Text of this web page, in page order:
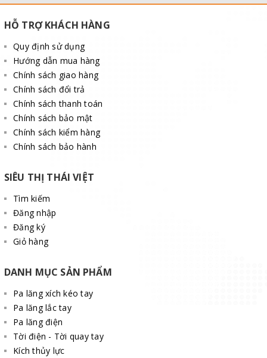
HỖ TRỢ KHÁCH HÀNG
Quy định sử dụng
Hướng dẫn mua hàng
Chính sách giao hàng
Chính sách đổi trả
Chính sách thanh toán
Chính sách bảo mật
Chính sách kiểm hàng
Chính sách bảo hành
SIÊU THỊ THÁI VIỆT
Tìm kiếm
Đăng nhập
Đăng ký
Giỏ hàng
DANH MỤC SẢN PHẨM
Pa lăng xích kéo tay
Pa lăng lắc tay
Pa lăng điện
Tời điện - Tời quay tay
Kích thủy lực